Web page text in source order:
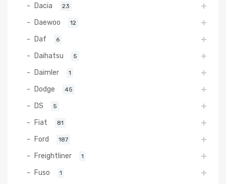
Dacia 23
Daewoo 12
Daf 6
Daihatsu 5
Daimler 1
Dodge 45
DS 5
Fiat 81
Ford 187
Freightliner 1
Fuso 1